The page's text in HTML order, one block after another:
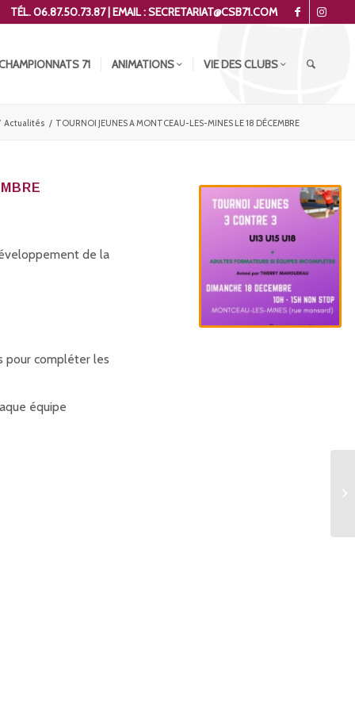
TÉL. 06.87.50.73.87 | EMAIL : SECRETARIAT@CSB71.COM
71 ANIMATIONS VIE DES CLUBS
Actualités / TOURNOI JEUNES A MONTCEAU-LES-MINES LE 18 DÉCEMBRE
de la
pour compléter les
équipe